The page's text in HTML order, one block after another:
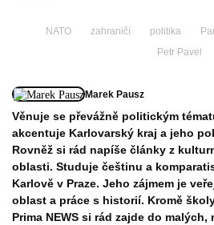
NATO zahraničí politika
Petr Pavel
Marek Pausz
Věnuje se převážně politickým
akcentuje Karlovarský kraj a jeho
Rovněž si rád napíše články z
oblasti. Studuje češtinu a
Karlově v Praze. Jeho zájmem je
oblast a práce s historií. Kromě
Prima NEWS si rád zajde do